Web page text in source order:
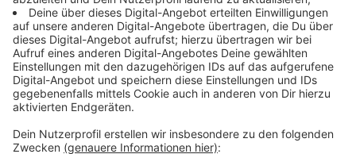
betroffen. Heute ging es mit Düsseldorf, Krefeld und
Bochum los. Mit diesen - laut ver.di - "Nadelstichen"
will die Gewerkschaft den Druck auf die Arbeitgeber
weiter erhöhen. Sie fordert unter anderem
Entlastungstage für alle Beschäftigten im ÖPNV,
einen identischen Ort für Arbeitsbeginn und -ende und